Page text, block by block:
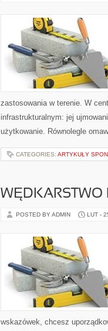
zastosowania w terenie. W
infrastrukturalnym: jej
użytkowanie. Równolegle
CATEGORIES: ARTYKUŁY
WĘDKARSTWO
POSTED BY ADMIN LUT -
wskazówek, chcesz